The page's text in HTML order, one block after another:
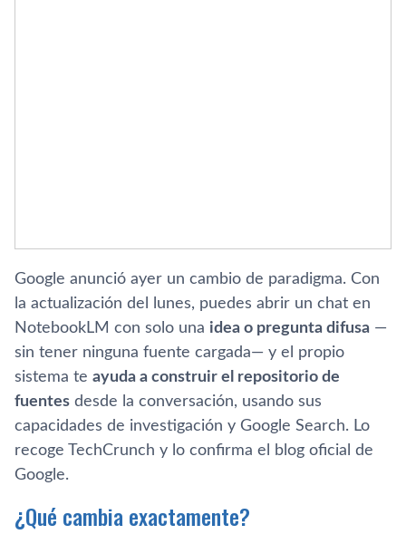
Google anunció ayer un cambio de paradigma. Con
la actualización del lunes, puedes abrir un chat en
NotebookLM con solo una idea o pregunta difusa —
sin tener ninguna fuente cargada— y el propio
sistema te ayuda a construir el repositorio de
fuentes desde la conversación, usando sus
capacidades de investigación y Google Search. Lo
recoge TechCrunch y lo confirma el blog oficial de
Google.
¿Qué cambia exactamente?